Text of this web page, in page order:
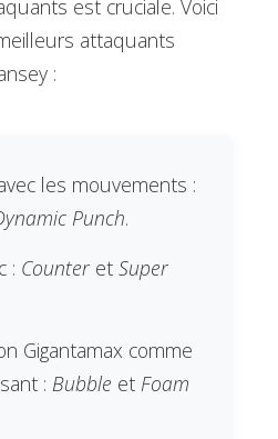
est cruciale. Voici
attaquants
:
les mouvements :
Punch.
: Counter etSuper
Gigantamax comme
: Bubble et Foam